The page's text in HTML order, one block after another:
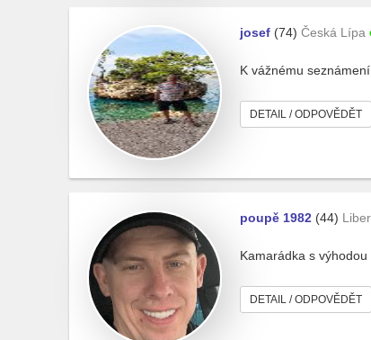
josef (74) Česká Lípa
K vážnému
DETAIL / ODPOVĚDĚT
poupě 1982 (44)
Kamarádka s výhodou
DETAIL / ODPOVĚDĚT